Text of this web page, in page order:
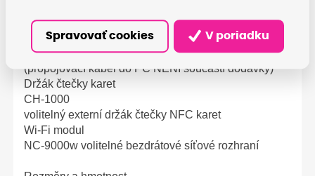
Přístroj, tonery, jednotka fotoválce, pás, odpadní
nádobka, napájecí kabel, stručný návod k obsluze,
záruční list
(propojovací kabel do PC NENÍ součástí dodávky)
Držák čtečky karet
CH-1000
volitelný externí držák čtečky NFC karet
Wi-Fi modul
NC-9000w volitelné bezdrátové síťové rozhraní
Spravovať cookies V poriadku